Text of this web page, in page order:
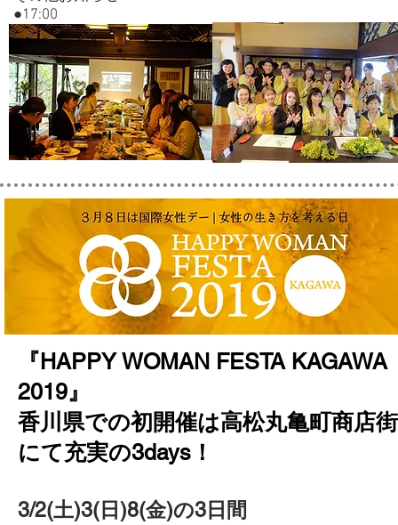
『HAPPY WOMAN FESTA KAGAWA
2019』
香川県での初開催は高松丸亀町商店街
にて充実の3days！
3/2(土)3(日)8(金)の3日間
●17:00